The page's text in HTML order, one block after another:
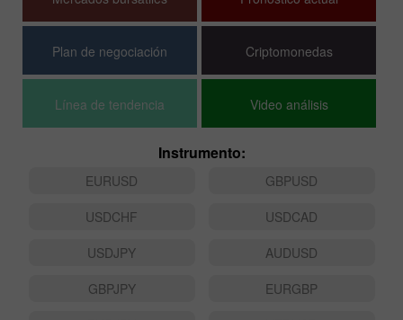
Mercados bursátiles Pronóstico actual
Plan de negociación Criptomonedas
Línea de tendencia Video análisis
Instrumento:
EURUSD
GBPUSD
USDCHF
USDCAD
USDJPY
AUDUSD
GBPJPY
EURGBP